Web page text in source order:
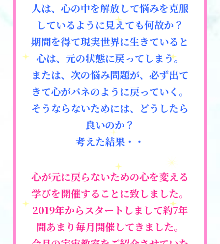
2026.03.29
心の専門家として30年以上の経験を携え
て本格的に問題を解決したい方へ
勉強会・セミナー
2026.03.04
2026年3月超・宇宙教室開催のお知らせ
｜湘南心の森セラピールーム
人は、心の中を解放して悩みを克服
しているように見えても何故か？
期間を得て現実世界に生きていると
心は、元の状態に戻ってしまう。
または、次の悩み問題が、必ず出て
きて心がバネのように戻っていく。
そうならないためには、どうしたら
良いのか？
考えた結果・・
心が元に戻らないための心を変える
学びを開催することに致しました。
2019年からスタートしまして約7年
間あまり毎月開催してきました。